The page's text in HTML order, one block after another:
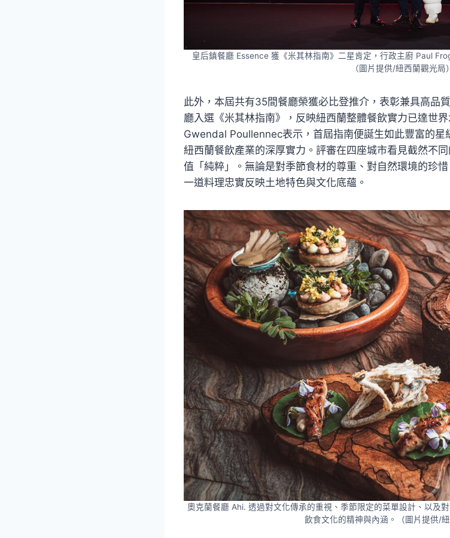
皇后鎮餐廳 Essence 獲《米其林指南》二星肯定，行政主廚 Paul
（圖片提供/紐西蘭觀光局）
此外，本屆共有35間餐廳榮獲必比登推介，表彰兼具高品
廳入選《米其林指南》，反映紐西蘭整體餐飲實力已達世
Gwendal Poullennec表示，首屆指南便誕生如此豐富的星
紐西蘭餐飲產業的深厚實力。評審在四座城市看見截然不
值「純粹」。無論是對季節食材的尊重、對自然環境的珍
一道料理忠實反映土地特色與文化底蘊。
奧克蘭餐廳 Ahi. 透過對文化傳承的重視、季節限定的菜單設計、以及
飲食文化的精神與內涵。（圖片提供/紐